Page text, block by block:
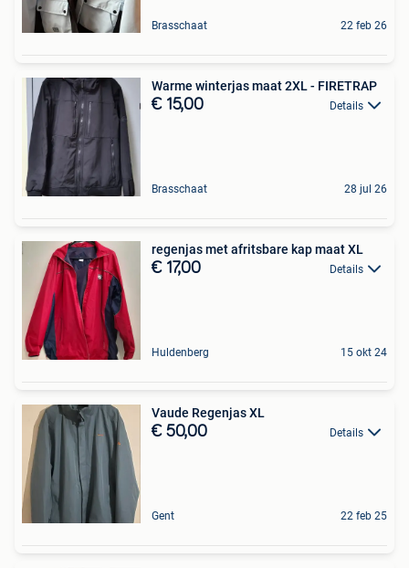
Brasschaat 22 feb 26
Warme winterjas maat 2XL - FIRETRAP
€ 15,00 Details
Brasschaat 28 jul 26
regenjas met afritsbare kap maat XL
€ 17,00 Details
Huldenberg 15 okt 24
Vaude Regenjas XL
€ 50,00 Details
Gent 22 feb 25